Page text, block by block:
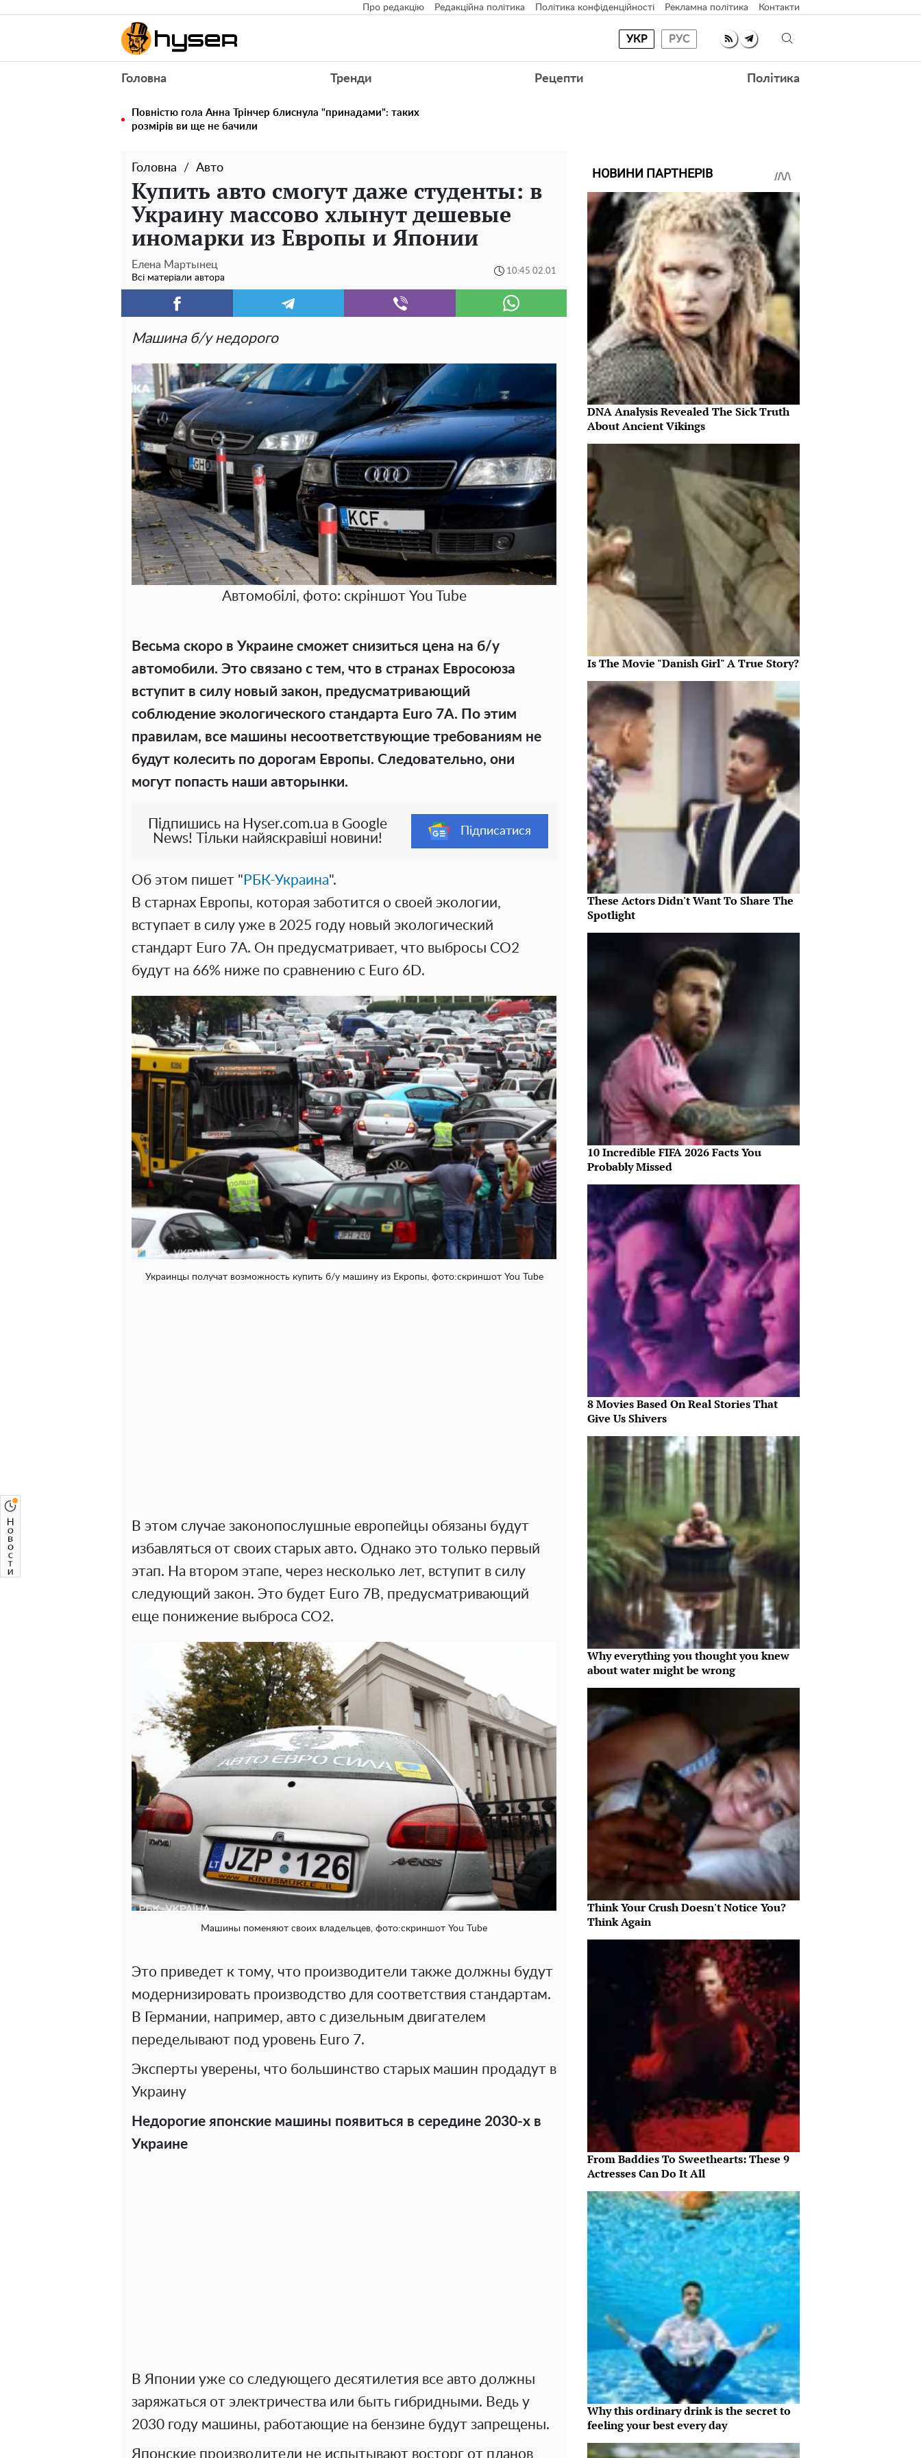
Про редакцію Редакційна політика Політика конфіденційності Рекламна політика Контакти
УКР РУС
Головна Тренди Рецепти Політика
Повністю гола Анна Трінчер блиснула "принадами": таких
розмірів ви ще не бачили
Головна Авто
Купить авто смогут даже студенты: в
Украину массово хлынут дешевые
иномарки из Европы и Японии
Елена Мартынец
Всі матеріали автора
10:45 02.01
Машина б/у недорого
Автомобілі, фото: скріншот You Tube
Весьма скоро в Украине сможет снизиться цена на б/у
автомобили. Это связано с тем, что в странах Евросоюза
вступит в силу новый закон, предусматривающий
соблюдение экологического стандарта Euro 7А. По этим
правилам, все машины несоответствующие требованиям не
будут колесить по дорогам Европы. Следовательно, они
могут попасть наши авторынки.
Підпишись на Hyser.com.ua в Google
News! Тільки найяскравіші новини!
Підписатися
Об этом пишет " РБК-Украина".
В старнах Европы, которая заботится о своей экологии,
вступает в силу уже в 2025 году новый экологический
стандарт Euro 7А. Он предусматривает, что выбросы СО2
будут на 66% ниже по сравнению с Euro 6D.
Украинцы получат возможность купить б/у машину из Екропы, фото:скриншот You Tube
В этом случае законопослушные европейцы обязаны будут
избавляться от своих старых авто. Однако это только первый
этап. На втором этапе, через несколько лет, вступит в силу
следующий закон. Это будет Euro 7B, предусматривающий
еще понижение выброса СО2.
Машины поменяют своих владельцев, фото:скриншот You Tube
Это приведет к тому, что производители также должны будут
модернизировать производство для соответствия стандартам.
В Германии, например, авто с дизельным двигателем
переделывают под уровень Euro 7.
Эксперты уверены, что большинство старых машин продадут в
Украину
Недорогие японские машины появиться в середине 2030-х в
Украине
В Японии уже со следующего десятилетия все авто должны
заряжаться от электричества или быть гибридными. Ведь у
2030 году машины, работающие на бензине будут запрещены.
Японские производители не испытывают восторг от планов
НОВИНИ ПАРТНЕРІВ
DNA Analysis Revealed The Sick Truth
About Ancient Vikings
Is The Movie "Danish Girl" A True Story?
These Actors Didn't Want To Share The
Spotlight
10 Incredible FIFA 2026 Facts You
Probably Missed
8 Movies Based On Real Stories That
Give Us Shivers
Why everything you thought you knew
about water might be wrong
Think Your Crush Doesn't Notice You?
Think Again
From Baddies To Sweethearts: These 9
Actresses Can Do It All
Why this ordinary drink is the secret to
feeling your best every day